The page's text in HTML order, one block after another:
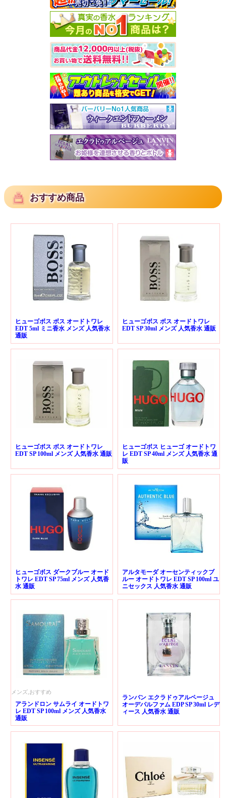
おすすめ商品
ヒューゴボス ボス オードトワレ
EDT 5ml ミニ香水 メンズ 人気香水
通販
ヒューゴボス ボス オードトワレ
EDT SP 30ml メンズ 人気香水 通販
ヒューゴボス ボス オードトワレ
EDT SP 100ml メンズ 人気香水 通販
ヒューゴボス ヒューゴ オードトワ
レ EDT SP 40ml メンズ 人気香水 通
販
ヒューゴボス ダークブルー オード
トワレ EDT SP 75ml メンズ 人気香
水 通販
アルタモーダ オーセンティックブ
ルー オードトワレ EDT SP 100ml ユ
ニセックス 人気香水 通販
メンズ,おすすめ
アランドロン サムライ オードトワ
レ EDT SP 100ml メンズ 人気香水
通販
ランバン エクラドゥアルページュ
オーデパルファム EDP SP 30ml レデ
ィース 人気香水 通販